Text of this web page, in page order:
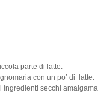
parte di latte.
con un po’ di
latte.
ingredienti secchi